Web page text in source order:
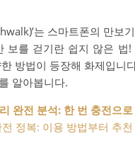
는 스마트폰의 만
보를 걷기란 쉽지 않은
방법이 등장해 화제입니
알아봅니다.
완전 분석: 한 번 충전으
정복: 이용 방법부터 추천